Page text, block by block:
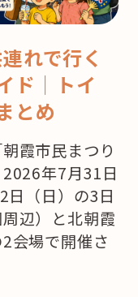
れで行く
ド｜トイ
とめ
霞市民まつり
年7月31日
日（日）の3日
辺）と北朝霞
会場で開催さ